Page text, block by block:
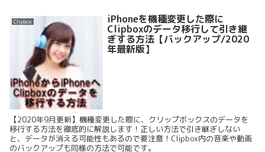
Clipbox iPhoneを機種変更した際に
Clipboxのデータ移行して引き継
ぎする方法【バックアップ/2020
年最新版】
【2020年9月更新】機種変更した際に、クリップボックスのデータを
移行する方法を徹底的に解説します！正しい方法で引き継ぎしない
と、データが消える可能性もあるので要注意！Clipbox内の音楽や動画
のバックアップも同様の方法で可能です。